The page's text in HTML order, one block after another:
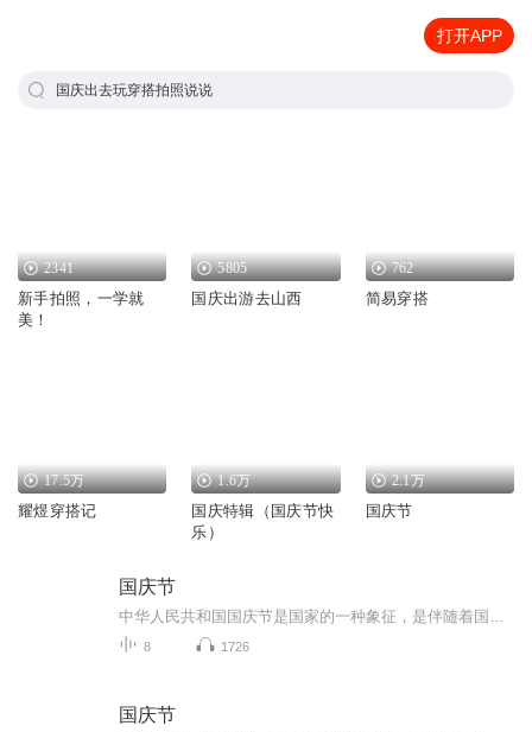
打开APP
国庆出去玩穿搭拍照说说
2341
新手拍照，一学就
美！
5805
国庆出游去山西
762
简易穿搭
17.5万
耀煜穿搭记
1.6万
国庆特辑（国庆节快
乐）
2.1万
国庆节
国庆节
8 1726
国庆节